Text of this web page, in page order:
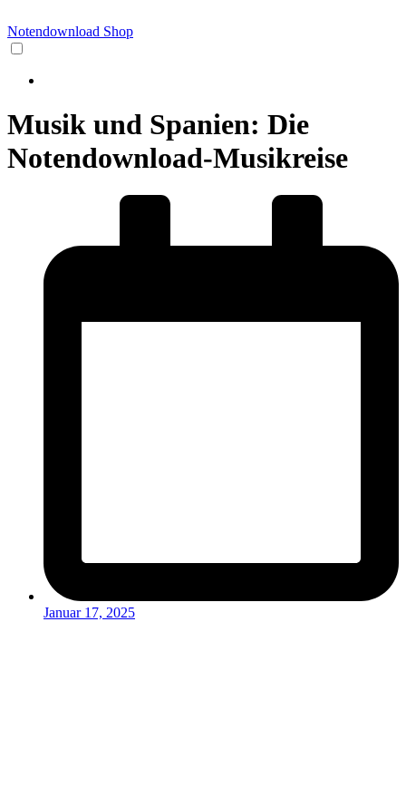
Notendownload Shop
Musik und Spanien: Die
Notendownload-Musikreise
Januar 17, 2025